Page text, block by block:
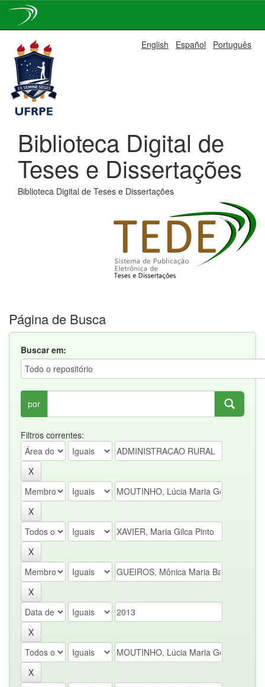
navigation
English Español Português
Biblioteca Digital de
Teses e Dissertações
Biblioteca Digital de Teses e Dissertações
Página de Busca
Buscar em:
por
Filtros correntes: